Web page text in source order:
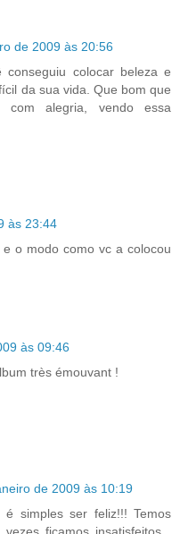
de 2009 às 20:56
colocar beleza e
da sua vida. Que bom que
com alegria, vendo essa
às 23:44
o modo como vc a colocou
às 09:46
très émouvant !
de 2009 às 10:19
simples ser feliz!!! Temos